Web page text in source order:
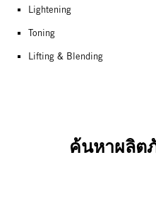
Lightening
Toning
Lifting & Blending
ค้นหาผลิต